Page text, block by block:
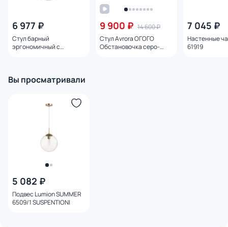
6 977 ₽
Стул барный
эргономичный с
9 900 ₽ 14 600 ₽
Стул Avrora ОГОГО
Обстановочка серо-
7 045 ₽
Настенные
61919
Вы просматривали
5 082 ₽
Подвес Lumion SUMMER
6509/1 SUSPENTIONI